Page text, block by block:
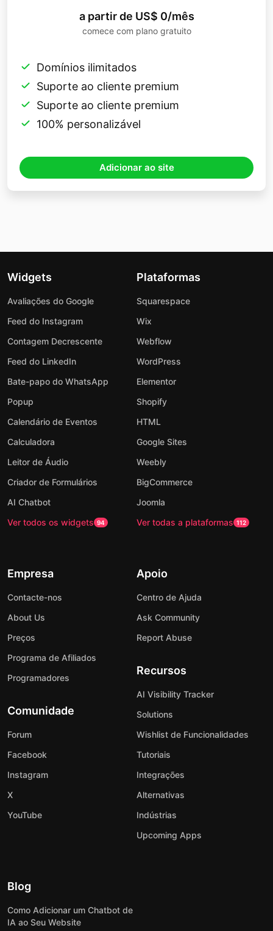
a partir de US$ 0/mês
comece com plano gratuito
Domínios ilimitados
Suporte ao cliente premium
Suporte ao cliente premium
100% personalizável
Adicionar ao site
Widgets
Avaliações do Google
Feed do Instagram
Contagem Decrescente
Feed do LinkedIn
Bate-papo do WhatsApp
Popup
Calendário de Eventos
Calculadora
Leitor de Áudio
Criador de Formulários
AI Chatbot
Ver todos os widgets 94
Plataformas
Squarespace
Wix
Webflow
WordPress
Elementor
Shopify
HTML
Google Sites
Weebly
BigCommerce
Joomla
Ver todas a plataformas 112
Empresa
Contacte-nos
About Us
Preços
Programa de Afiliados
Programadores
Comunidade
Forum
Facebook
Instagram
X
YouTube
Apoio
Centro de Ajuda
Ask Community
Report Abuse
Recursos
AI Visibility Tracker
Solutions
Wishlist de Funcionalidades
Tutoriais
Integrações
Alternativas
Indústrias
Upcoming Apps
Blog
Como Adicionar um Chatbot de
IA ao Seu Website